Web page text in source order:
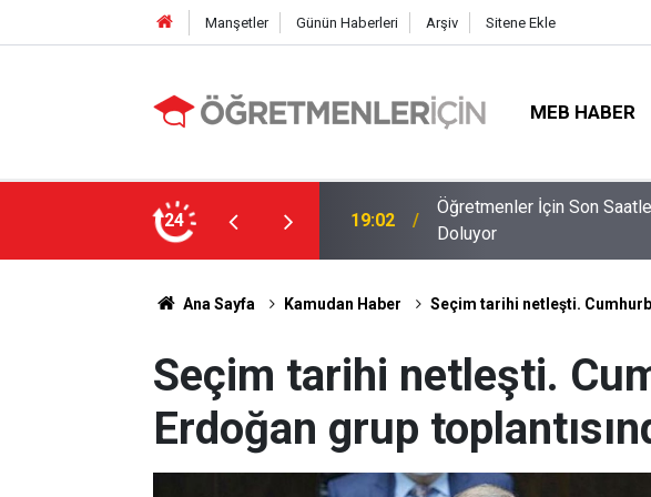
Manşetler Günün Haberleri Arşiv Sitene Ekle
MEB HABER
24
E-Sınav Görev Başvurularında Süre
09:01 2026 Atama Sinyali Verildi:
Ana Sayfa Kamudan Haber Seçim tarihi netleşti.
Seçim tarihi netleşti.
Erdoğan grup